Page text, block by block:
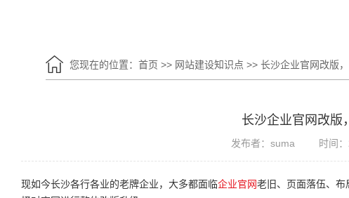
您现在的位置： 首页 >> 网站建设知识点 >> 长沙企业官网改版
长沙企业官网改版
发布者：suma 时间
现如今长沙各行各业的老牌企业，大多都面临企业官网老旧、页面落伍、